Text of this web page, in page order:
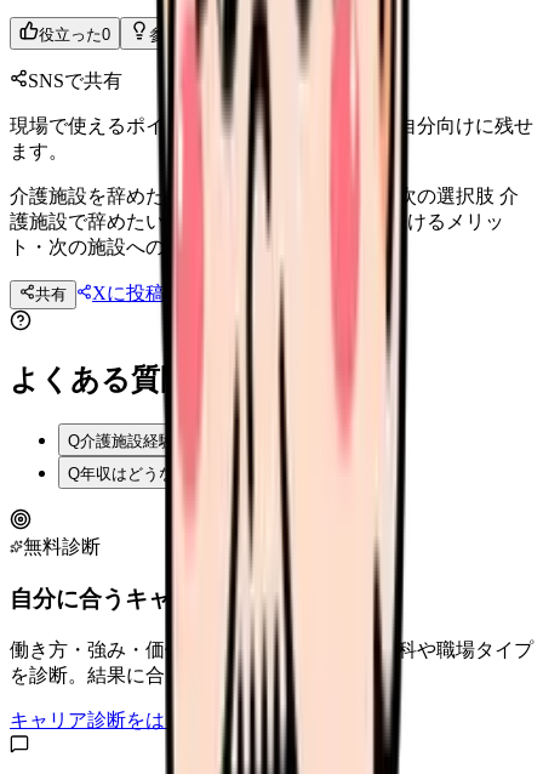
役立った0 参考になった 0
SNSで共有
現場で使えるポイントを、同僚やあとで読む自分向けに残せ
ます。
介護施設を辞めたい看護師へ｜消耗の正体と次の選択肢 介
護施設で辞めたい看護師向け. 消耗の原因・続けるメリッ
ト・次の施設への転職ルートを解説.
共有 Xに投稿 投稿文コピー
よくある質問
Q介護施設経験は他施設でどう活かせる？
Q年収はどうなる？
無料診断
自分に合うキャリアタイプは？
働き方・強み・価値観から、向いている診療科や職場タイプ
を診断。結果に合う求人も表示。
キャリア診断をはじめる